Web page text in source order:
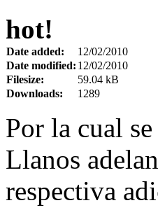
hot!
Date added:
12/02/2010
Date modified: 12/02/2010
Filesize:
59.04 kB
Downloads:
1289
Por la cual
Llanos
respectiva